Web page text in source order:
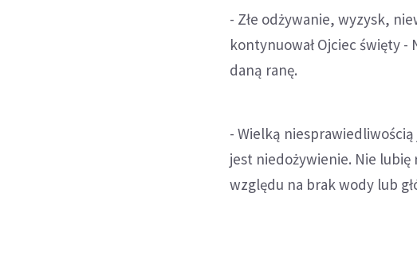
- Złe odżywanie, wyzysk,
kontynuował Ojciec święty
daną ranę.
- Wielką
jest niedożywienie. Nie
względu na brak wody lub